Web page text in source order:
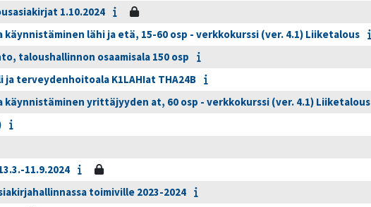
1.10.2024
lähi ja etä, 15-60 osp - verkkokurssi (ver. 4.1) Liiketalous
taloushallinnon osaamisala 150 osp
terveydenhoitoala K1LAHIat THA24B
yrittäjyyden at, 60 osp - verkkokurssi (ver. 4.1) Liiketalous
11.9.2024
toimiville 2023-2024